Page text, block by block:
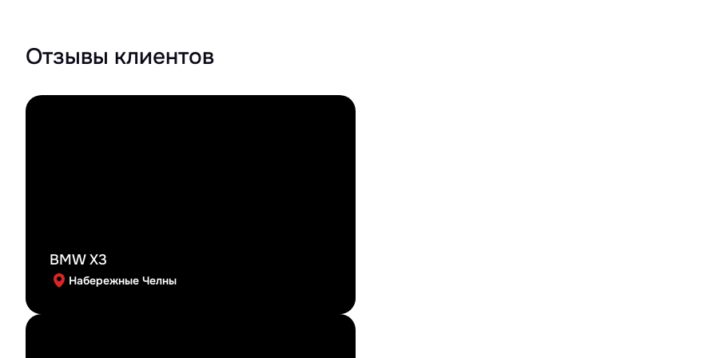
Отзывы клиентов
BMW X3
Набережные Челны